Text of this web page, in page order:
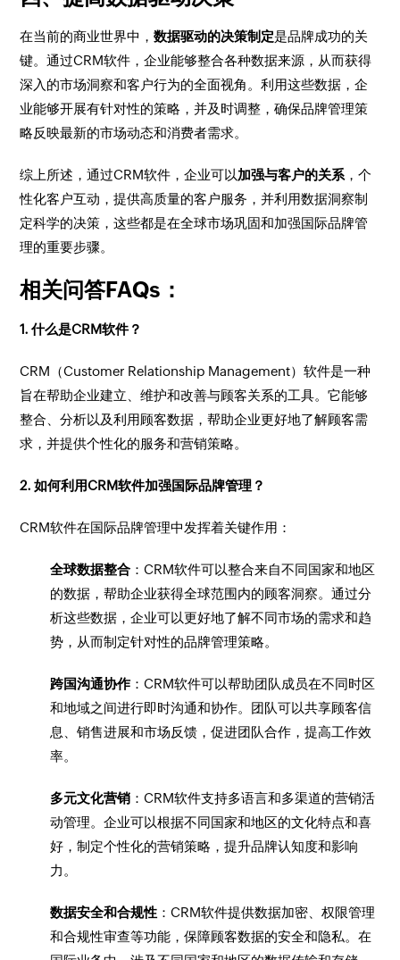
在当前的商业世界中，数据驱动的决策制定是品牌成功的关
键。通过CRM软件，企业能够整合各种数据来源，从而获得
深入的市场洞察和客户行为的全面视角。利用这些数据，企
业能够开展有针对性的策略，并及时调整，确保品牌管理策
略反映最新的市场动态和消费者需求。
综上所述，通过CRM软件，企业可以加强与客户的关系 ，个
性化客户互动，提供高质量的客户服务，并利用数据洞察制
定科学的决策，这些都是在全球市场巩固和加强国际品牌管
理的重要步骤。
相关问答FAQs：
1. 什么是CRM软件？
CRM（Customer Relationship Management）软件是一种
旨在帮助企业建立、维护和改善与顾客关系的工具。它能够
整合、分析以及利用顾客数据，帮助企业更好地了解顾客需
求，并提供个性化的服务和营销策略。
2. 如何利用CRM软件加强国际品牌管理？
CRM软件在国际品牌管理中发挥着关键作用：
全球数据整合 ：CRM软件可以整合来自不同国家和地区
的数据，帮助企业获得全球范围内的顾客洞察。通过分
析这些数据，企业可以更好地了解不同市场的需求和趋
势，从而制定针对性的品牌管理策略。
跨国沟通协作 ：CRM软件可以帮助团队成员在不同时区
和地域之间进行即时沟通和协作。团队可以共享顾客信
息、销售进展和市场反馈，促进团队合作，提高工作效
率。
多元文化营销 ：CRM软件支持多语言和多渠道的营销活
动管理。企业可以根据不同国家和地区的文化特点和喜
好，制定个性化的营销策略，提升品牌认知度和影响
力。
数据安全和合规性 ：CRM软件提供数据加密、权限管理
和合规性审查等功能，保障顾客数据的安全和隐私。在